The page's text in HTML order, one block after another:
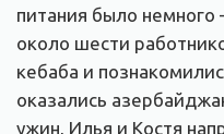
питания было
около шести
кебаба и
оказались
ужин, Илья и Костя